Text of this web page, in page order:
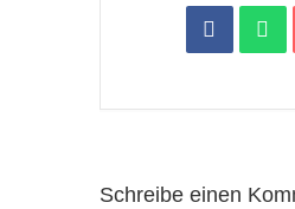
Schreibe einen